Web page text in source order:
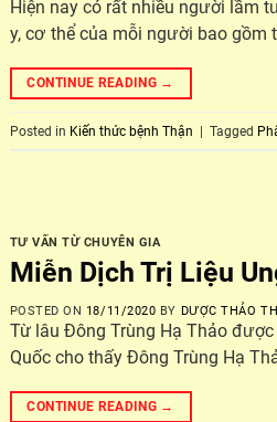
Hiện nay có rất nhiều người lầm
y, cơ thể của mỗi người bao
CONTINUE READING →
Posted in Kiến thức bệnh Thận | Tagged
TƯ VẤN TỪ CHUYÊN GIA
Miễn Dịch Trị Liệu
POSTED ON 18/11/2020 BY DƯỢC THẢO
Từ lâu Đông Trùng Hạ Thảo
Quốc cho thấy Đông Trùng Hạ
CONTINUE READING →